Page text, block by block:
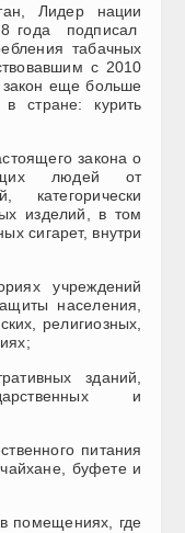
Лидер нации
года подписал
табачных
с 2010
еще больше
стране: курить
закона о
людей от
категорически
изделий, в том
сигарет, внутри
учреждений
населения,
религиозных,
зданий,
и
питания
буфете и
помещениях, где